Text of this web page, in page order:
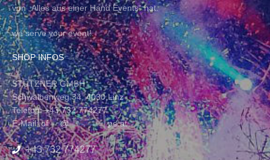
von „Alles aus einer Hand Events“ hat.
we serve your event!.
SHOP INFOS
STÜTZNER GMBH
Schwalbenweg 34, 4030 Linz
Telefon: +43 732 774277
E-Mail:of****@*************pe.at
+43 732 774277